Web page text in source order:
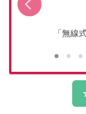
「無線